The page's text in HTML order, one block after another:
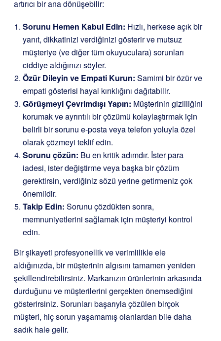
artırıcı bir ana dönüşebilir:
Sorunu Hemen Kabul Edin: Hızlı, herkese açık bir
yanıt, dikkatinizi verdiğinizi gösterir ve mutsuz
müşteriye (ve diğer tüm okuyuculara) sorunları
ciddiye aldığınızı söyler.
Özür Dileyin ve Empati Kurun: Samimi bir özür ve
empati gösterisi hayal kırıklığını dağıtabilir.
Görüşmeyi Çevrimdışı Yapın: Müşterinin gizliliğini
korumak ve ayrıntılı bir çözümü kolaylaştırmak için
belirli bir sorunu e-posta veya telefon yoluyla özel
olarak çözmeyi teklif edin.
Sorunu çözün: Bu en kritik adımdır. İster para
iadesi, ister değiştirme veya başka bir çözüm
gerektirsin, verdiğiniz sözü yerine getirmeniz çok
önemlidir.
Takip Edin: Sorunu çözdükten sonra,
memnuniyetlerini sağlamak için müşteriyi kontrol
edin.
Bir şikayeti profesyonellik ve verimlilikle ele
aldığınızda, bir müşterinin algısını tamamen yeniden
şekillendirebilirsiniz. Markanızın ürünlerinin arkasında
durduğunu ve müşterilerini gerçekten önemsediğini
gösterirsiniz. Sorunları başarıyla çözülen birçok
müşteri, hiç sorun yaşamamış olanlardan bile daha
sadık hale gelir.